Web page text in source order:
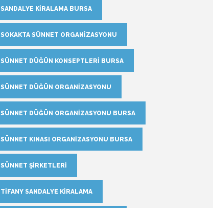
SANDALYE KIRALAMA BURSA
SOKAKTA SÜNNET ORGANIZASYONU
SÜNNET DÜĞÜN KONSEPTLERI BURSA
SÜNNET DÜĞÜN ORGANIZASYONU
SÜNNET DÜĞÜN ORGANIZASYONU BURSA
SÜNNET KINASI ORGANIZASYONU BURSA
SÜNNET ŞIRKETLERI
TIFANY SANDALYE KIRALAMA